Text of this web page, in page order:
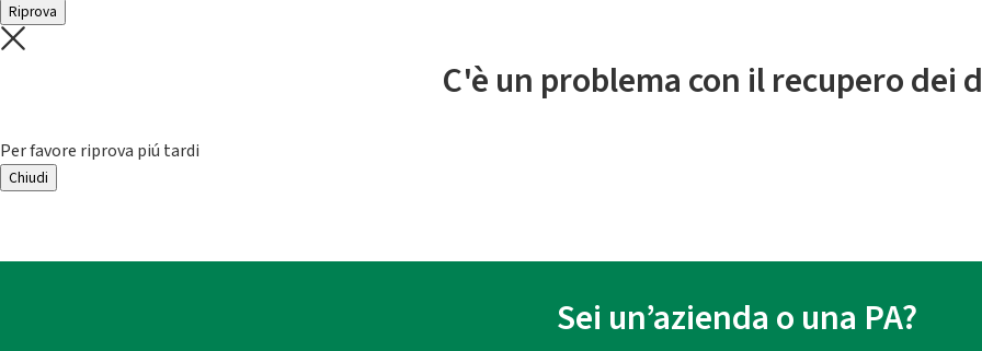
Riprova
C'è un problema con il recupero dei
Per favore riprova piú tardi
Chiudi
Sei un’azienda o una PA?